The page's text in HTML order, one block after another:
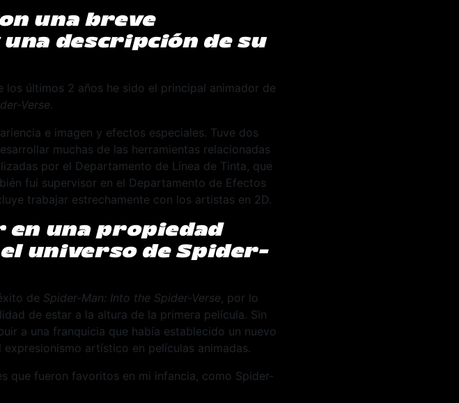
una breve
descripción de su
los últimos 2 años he sido el principal animador de
Verse.
e imagen y efectos especiales. Tuve dos
muchas de las herramientas relacionadas
por el Departamento de Línea de Tinta, que
fui supervisor en el Departamento de Efectos
trabajar estrechamente con los artistas en 2D.
en una propiedad
universo de Spider-
de Spider-Man: Into the Spider-Verse, por lo
de estar a la altura de la primera película. Sin
a una franquicia que había establecido un nuevo
artístico en películas animadas.
que fueron favoritos en mi infancia, como Spider-